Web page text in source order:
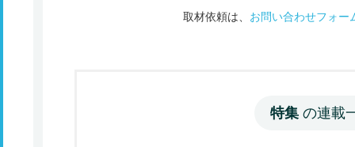
取材依頼は、 お問い合わせフォー
特集 の連載